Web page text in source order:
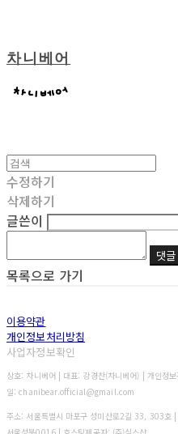
차니베어
수정하기
삭제하기
글쓴이
댓
목록으로 가기
이용약관
개인정보처리방침
사업자정보확인
상호: 차니베어 | 대표: 강경찬(차니베어) | 개인
일: chanibear.official@gmail.com
주소: 서울특별시 마포구 성미산로2길 33, 303호